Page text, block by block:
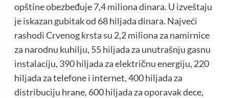
opštine obezbeđuje 7,4 miliona dinara. U izveštaju
je iskazan gubitak od 68 hiljada dinara. Najveći
rashodi Crvenog krsta su 2,2 miliona za namirnice
za narodnu kuhilju, 55 hiljada za unutrašnju gasnu
instalaciju, 390 hiljada za električnu energiju, 220
hiljada za telefone i internet, 400 hiljada za
distribuciju hrane, 600 hiljada za oporavak dece,